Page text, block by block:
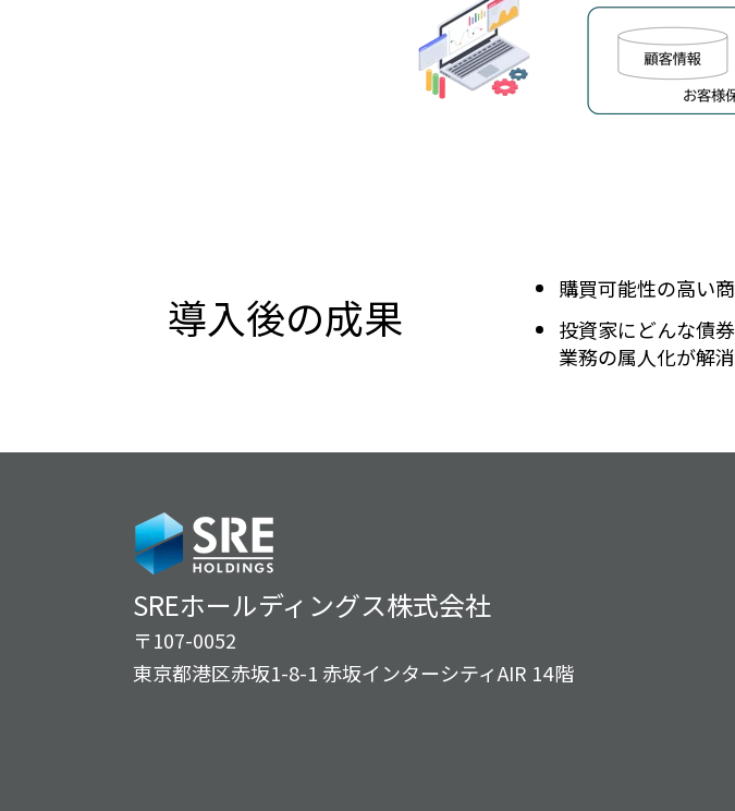
導入後の成果
購買可能性の高い
投資家にどんな債
業務の属人化が解
SREホールディングス株式会社
〒107-0052
東京都港区赤坂1-8-1 赤坂インターシティAIR 14階